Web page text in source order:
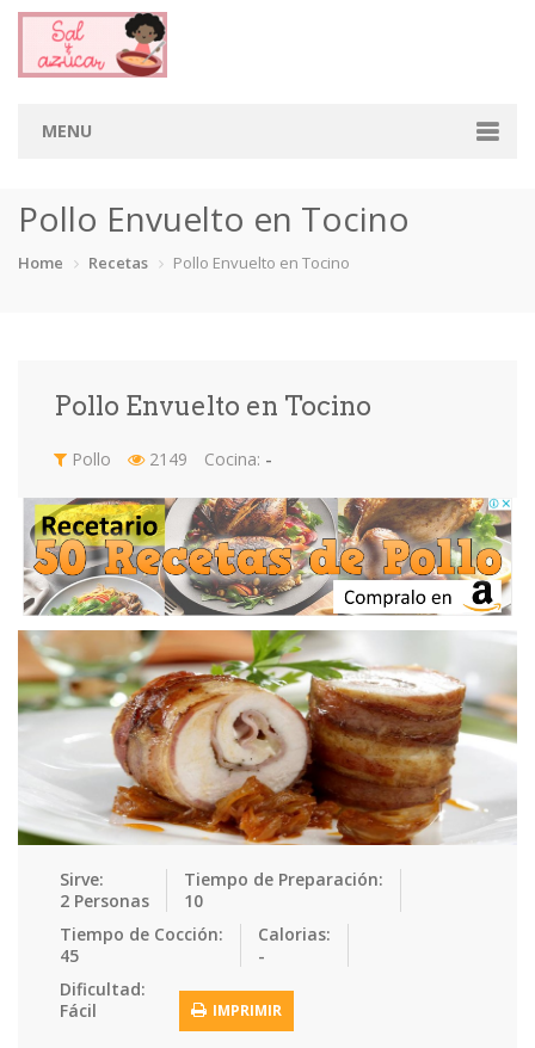
MENU
Categorias
Ensaladas Equipment Frutas Galletas
Gelatinas Guarnicion… Helados Hot Dogs
Huevos Mariscos Mermeladas Muffins
Panes Para Niños Pastas Pasteles
Pescados Pizzas Platos Fue… Pollo
Postres Recetas de… Recetas Do… Recetas Fá…
Recetas Ke… Recetas Me…
Sandwiches Snacks
Tacos
Pollo Envuelto en Tocino
Home Recetas Pollo Envuelto en Tocino
Pollo Envuelto en Tocino
Pollo 2149 Cocina: -
Sirve:
2 Personas
Tiempo de Preparación:
10
Tiempo de Cocción:
45
Calorias:
-
Dificultad:
Fácil
IMPRIMIR